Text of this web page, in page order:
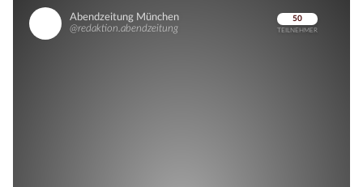
Überspringen